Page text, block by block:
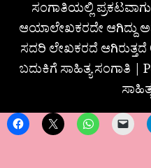
ಸಂಗಾತಿಯಲ್ಲಿ
ಆಯಾಲೇಖಕರದೇ ಆಗಿದ್ದು
ಸದರಿ ಲೇಖಕರದೆ
ಬದುಕಿಗೆ ಸಾಹಿತ್ಯ ಸಂಗಾತಿ |